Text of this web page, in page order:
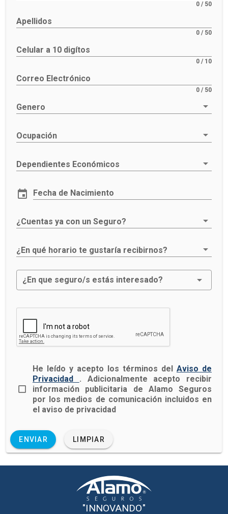
0 / 50
Apellidos
0 / 50
Celular a 10 digítos
0 / 10
Correo Electrónico
0 / 50
Genero
Ocupación
Dependientes Económicos
Fecha de Nacimiento
¿Cuentas ya con un Seguro?
¿En qué horario te gustaría recibirnos?
¿En que seguro/s estás interesado?
He leído y acepto los términos del Aviso de
Privacidad . Adicionalmente acepto recibir
información publicitaria de Alamo Seguros
por los medios de comunicación incluidos en
el aviso de privacidad
ENVIAR LIMPIAR
"INNOVANDO"